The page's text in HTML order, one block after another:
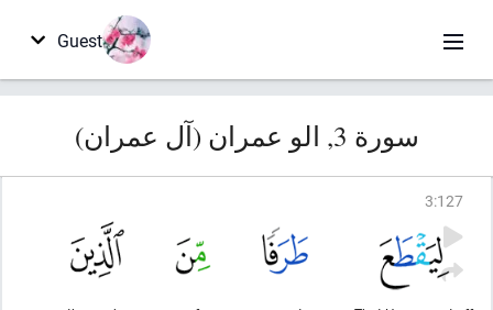
Guest
سورة 3, الو عمران (آل عمران)
3:127